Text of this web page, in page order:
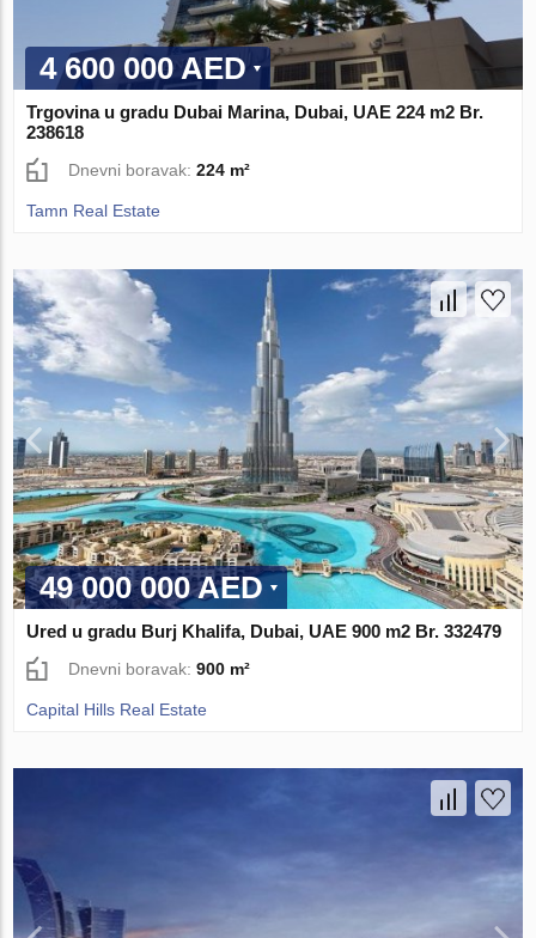
4 600 000 AED
Trgovina u gradu Dubai Marina, Dubai, UAE 224 m2 Br.
238618
Dnevni boravak:224 m²
Tamn Real Estate
49 000 000 AED
Ured u gradu Burj Khalifa, Dubai, UAE 900 m2 Br. 332479
Dnevni boravak:900 m²
Capital Hills Real Estate